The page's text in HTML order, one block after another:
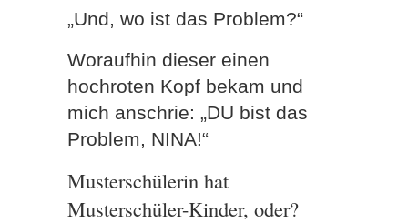
„Und, wo ist das Problem?“
Woraufhin dieser einen
hochroten Kopf bekam und
mich anschrie: „DU bist das
Problem, NINA!“
Musterschülerin hat
Musterschüler-Kinder, oder?